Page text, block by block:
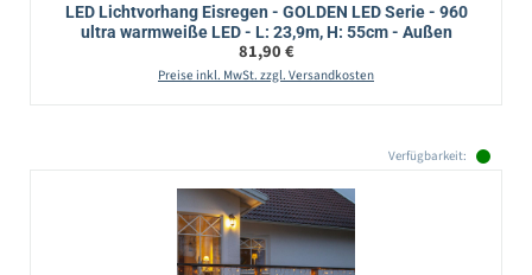
LED Lichtvorhang Eisregen - GOLDEN LED Serie - 960
ultra warmweiße LED - L: 23,9m, H: 55cm - Außen
Regulärer Preis:
81,90 €
Preise inkl. MwSt. zzgl. Versandkosten
Verfügbarkeit: